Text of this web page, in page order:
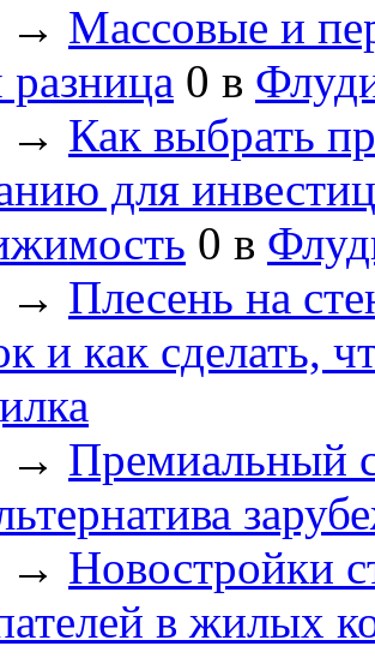
→ Массовые и
0 в
→ Как выбрать
для
0 в
→ Плесень на
и как сделать,
→ Премиальный
→ Новостройки
в жилых